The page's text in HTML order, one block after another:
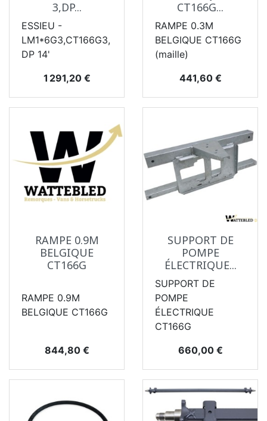
3,DP...
ESSIEU -
LM1*6G3,CT166G3,
DP 14'
Prix
1 291,20 €
CT166G...
RAMPE 0.3M
BELGIQUE CT166G
(maille)
Prix
441,60 €
RAMPE 0.9M
BELGIQUE
CT166G
RAMPE 0.9M
BELGIQUE CT166G
Prix
844,80 €
SUPPORT DE
POMPE
ÉLECTRIQUE...
SUPPORT DE
POMPE
ÉLECTRIQUE
CT166G
Prix
660,00 €